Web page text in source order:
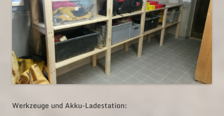
Werkzeuge und Akku-Ladestation: